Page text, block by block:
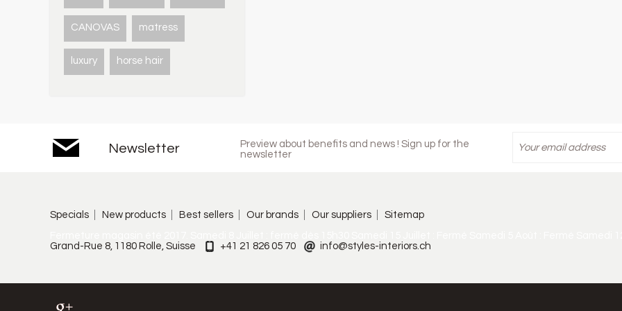
CANOVAS matress
luxury horse hair
Newsletter
Preview about benefits and news ! Sign up for the
newsletter
Specials New products Best sellers Our brands Our suppliers
Sitemap
Grand-Rue 8, 1180 Rolle, Suisse
+41 21 826 05 70 info@styles-interiors.ch